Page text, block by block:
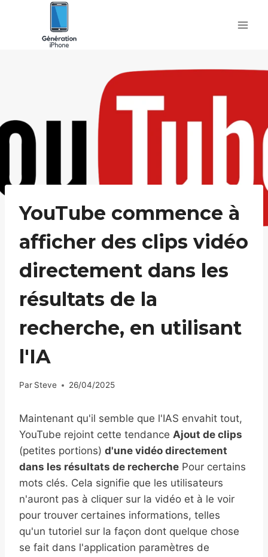
YouTube commence à
afficher des clips vidéo
directement dans les
résultats de la
recherche, en utilisant
l'IA
Par Steve 26/04/2025
Maintenant qu'il semble que l'IAS envahit tout,
YouTube rejoint cette tendance Ajout de clips
(petites portions) d'une vidéo directement
dans les résultats de recherche Pour certains
mots clés. Cela signifie que les utilisateurs
n'auront pas à cliquer sur la vidéo et à le voir
pour trouver certaines informations, telles
qu'un tutoriel sur la façon dont quelque chose
se fait dans l'application paramètres de